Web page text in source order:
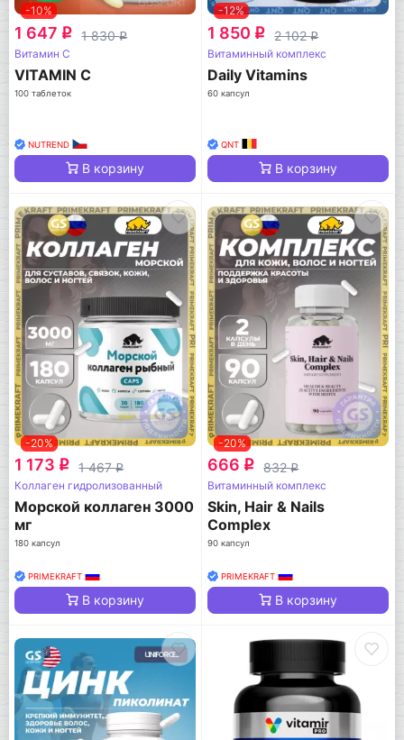
-10%
1 647 q 1 830q
Витамин C
VITAMIN C
100 таблеток
NUTREND
В корзину
-12%
1 850 q 2 102q
Витаминный комплекс
Daily Vitamins
60 капсул
QNT
В корзину
-20%
1 173 q 1 467q
Коллаген гидролизованный
Морской коллаген 3000
мг
180 капсул
PRIMEKRAFT
В корзину
-20%
666 q 832q
Витаминный комплекс
Skin, Нair & Nails
Complex
90 капсул
PRIMEKRAFT
В корзину